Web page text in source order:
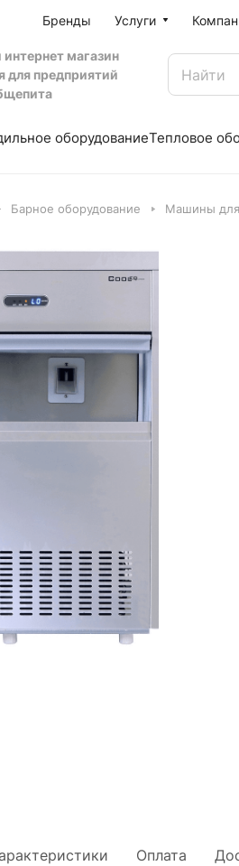
Бренды Услуги
магазин
для предприятий
оборудованиеТепловое
Барное оборудование Машины
Оплата